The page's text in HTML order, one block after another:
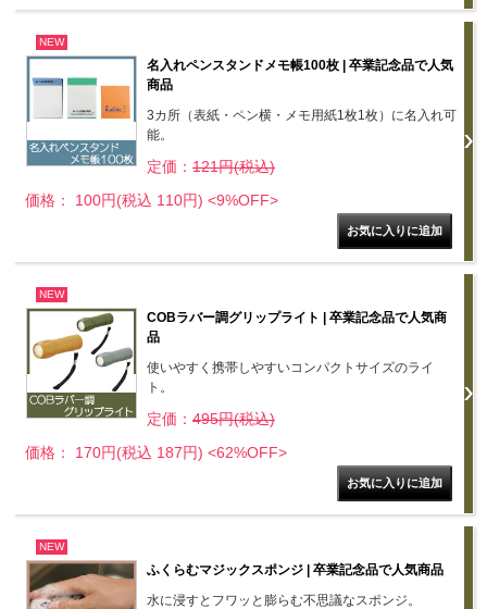
NEW
名入れペンスタンドメモ帳100枚 | 卒業記念品で人気
商品
3カ所（表紙・ペン横・メモ用紙1枚1枚）に名入れ可
能。
定価： 121円(税込)
価格： 100円(税込 110円) <9%OFF>
NEW
COBラバー調グリップライト | 卒業記念品で人気商
品
使いやすく携帯しやすいコンパクトサイズのライ
ト。
定価： 495円(税込)
価格： 170円(税込 187円) <62%OFF>
NEW
ふくらむマジックスポンジ | 卒業記念品で人気商品
水に浸すとフワッと膨らむ不思議なスポンジ。